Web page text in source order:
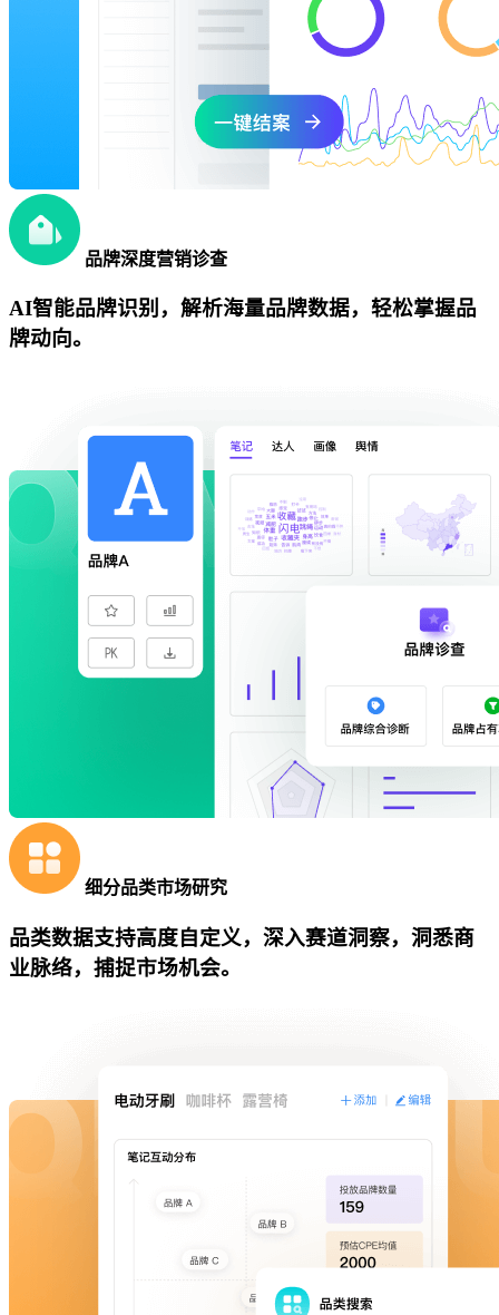
品牌深度营销诊查
AI智能品牌识别，解析海量品牌数据，轻松掌握品
牌动向。
细分品类市场研究
品类数据支持高度自定义，深入赛道洞察，洞悉商
业脉络，捕捉市场机会。